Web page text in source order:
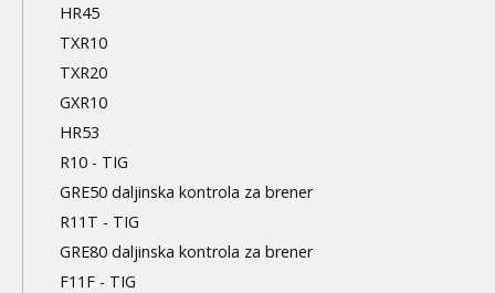
HR45
TXR10
TXR20
GXR10
HR53
R10 - TIG
GRE50 daljinska kontrola za brener
R11T - TIG
GRE80 daljinska kontrola za brener
F11F - TIG